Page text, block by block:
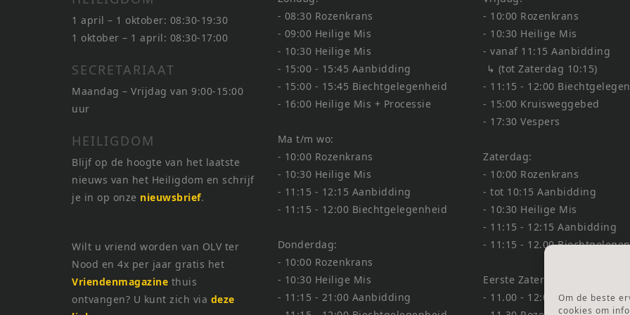
Om de beste
cookies om
1 april – 1 oktober: 08:30-19:30
1 oktober – 1 april: 08:30-17:00
SECRETARIAAT
Maandag – Vrijdag van 9:00-15:00
uur
HEILIGDOM
Blijf op de hoogte van het laatste
nieuws van het Heiligdom en schrijf
je in op onze nieuwsbrief.
Wilt u vriend worden van OLV ter
Nood en 4x per jaar gratis het
Vriendenmagazine thuis
ontvangen? U kunt zich via deze
- 08:30 Rozenkrans
- 09:00 Heilige Mis
- 10:30 Heilige Mis
- 15:00 - 15:45 Aanbidding
- 15:00 - 15:45 Biechtgelegenheid
- 16:00 Heilige Mis + Processie
Ma t/m wo:
- 10:00 Rozenkrans
- 10:30 Heilige Mis
- 11:15 - 12:15 Aanbidding
- 11:15 - 12:00 Biechtgelegenheid
Donderdag:
- 10:00 Rozenkrans
- 10:30 Heilige Mis
- 11:15 - 21:00 Aanbidding
- 10:00 Rozenkrans
- 10:30 Heilige Mis
- vanaf 11:15 Aanbidding
↳ (tot Zaterdag 10:15)
- 11:15 - 12:00
- 15:00 Kruisweggebed
- 17:30 Vespers
Zaterdag:
- 10:00 Rozenkrans
- tot 10:15 Aanbidding
- 10:30 Heilige Mis
- 11:15 - 12:15 Aanbidding
- 11:15 - 12.00
Eerste Zaterdag Bedevaart:
- 11.00 - 12:00